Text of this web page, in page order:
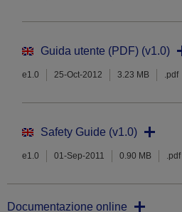
Guida utente (PDF) (v1.0)
e1.0 25-Oct-2012 3.23 MB .pdf
Safety Guide (v1.0)
e1.0 01-Sep-2011 0.90 MB .pdf
Documentazione online